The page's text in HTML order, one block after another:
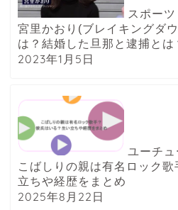
スポーツ
宮里かおり(ブレイキングダ
は？結婚した旦那と逮捕とは
2023年1月5日
ユーチュ
こばしりの親は有名ロック
立ちや経歴をまとめ
2025年8月22日